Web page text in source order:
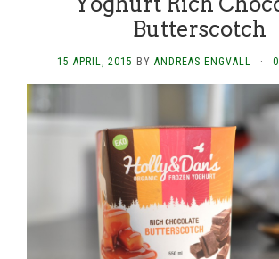
Butterscotch
15 APRIL, 2015 BY ANDREAS ENGVALL ·